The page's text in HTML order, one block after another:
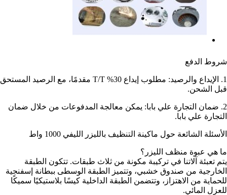
شروط الدفع
1. الإيداع والرصيد: مطلوب إيداع 30% T/T مقدمًا، مع الرصيد المستحق
قبل الشحن.
2. ضمان التجارة علي بابا: يمكن معالجة المدفوعات من خلال ضمان
التجارة علي بابا.
الأسئلة الشائعة حول ماكينة التنظيف بالليزر الليفي 1000 واط
ما هي عبوة منظف الليزر؟
يتم تعبئة آلاتنا في تركيبة مكونة من ثلاث طبقات. تتكون الطبقة
الخارجية من صندوق خشبي، وتتميز الطبقة الوسطى ببطانة إسفنجية
للحماية من الاهتزاز، وتتضمن الطبقة الداخلية كيسًا بلاستيكيًا سميكًا
للعزل المائي.